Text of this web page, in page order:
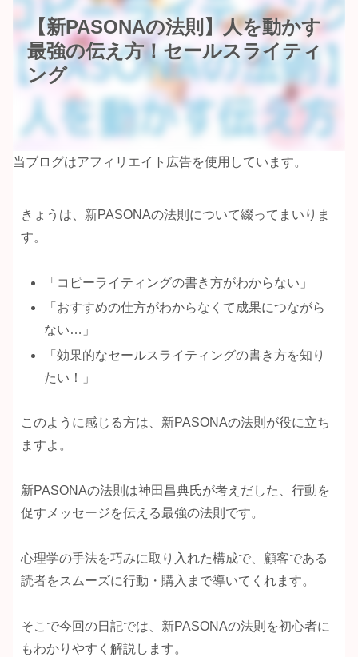
【新PASONAの法則】人を動かす
最強の伝え方！セールスライティ
ング
当ブログはアフィリエイト広告を使用しています。
きょうは、新PASONAの法則について綴ってまいりま
す。
「コピーライティングの書き方がわからない」
「おすすめの仕方がわからなくて成果につながら
ない…」
「効果的なセールスライティングの書き方を知り
たい！」
このように感じる方は、新PASONAの法則が役に立ち
ますよ。
新PASONAの法則は神田昌典氏が考えだした、行動を
促すメッセージを伝える最強の法則です。
心理学の手法を巧みに取り入れた構成で、顧客である
読者をスムーズに行動・購入まで導いてくれます。
そこで今回の日記では、新PASONAの法則を初心者に
もわかりやすく解説します。